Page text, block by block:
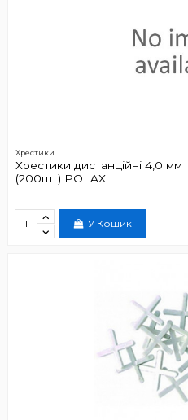
Хрестики
Хрестики дистанційні 4,0 мм
(200шт) POLAX
У Кошик